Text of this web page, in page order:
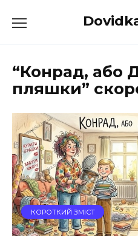
до
“Конрад, або
пляшки”
КОРОТКИЙ ЗМІСТ